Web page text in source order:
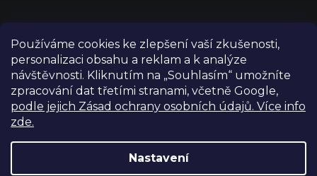
Používáme cookies ke zlepšení vaší zkušenosti,
personalizaci obsahu a reklam a k analýze
návštěvnosti. Kliknutím na „Souhlasím“ umožníte
zpracování dat třetími stranami, včetně Google,
podle jejich Zásad ochrany osobních údajů. Více info
zde.
Nastavení
Copyright 2026FILM-TECHNIKA. Všechna práva vyhrazena.
Upravit nastavení cookies